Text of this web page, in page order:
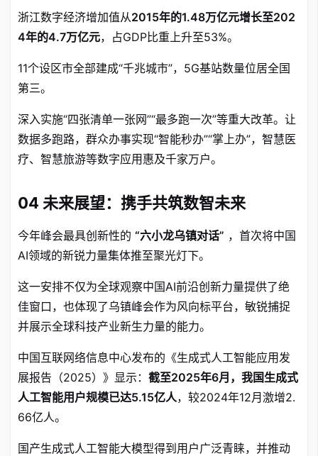
浙江数字经济增加值从2015年的1.48万亿元增长至202
4年的4.7万亿元，占GDP比重上升至53%。
11个设区市全部建成“千兆城市”，5G基站数量位居全国
第三。
深入实施“四张清单一张网”“最多跑一次”等重大改革。让
数据多跑路，群众办事实现“智能秒办”“掌上办”，智慧医
疗、智慧旅游等数字应用惠及千家万户。
04 未来展望：携手共筑数智未来
今年峰会最具创新性的 “六小龙乌镇对话” ，首次将中国
AI领域的新锐力量集体推至聚光灯下。
这一安排不仅为全球观察中国AI前沿创新力量提供了绝
佳窗口，也体现了乌镇峰会作为风向标平台，敏锐捕捉
并展示全球科技产业新生力量的能力。
中国互联网络信息中心发布的《生成式人工智能应用发
展报告（2025）》显示 ： 截至2025年6月，我国生成式
人工智能用户规模已达5.15亿人，较2024年12月激增2.
66亿人。
国产生成式人工智能大模型得到用户广泛青睐，并推动